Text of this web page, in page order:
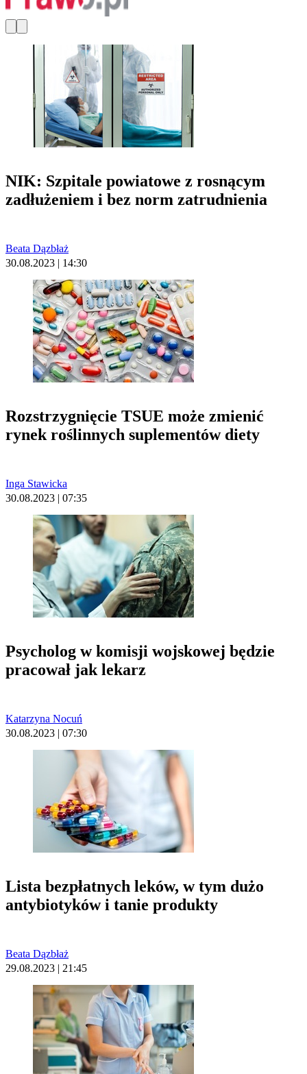
NIK: Szpitale powiatowe z rosnącym
zadłużeniem i bez norm zatrudnienia
Beata Dązbłaż
30.08.2023 | 14:30
Rozstrzygnięcie TSUE może zmienić
rynek roślinnych suplementów diety
Inga Stawicka
30.08.2023 | 07:35
Psycholog w komisji wojskowej będzie
pracował jak lekarz
Katarzyna Nocuń
30.08.2023 | 07:30
Lista bezpłatnych leków, w tym dużo
antybiotyków i tanie produkty
Beata Dązbłaż
29.08.2023 | 21:45